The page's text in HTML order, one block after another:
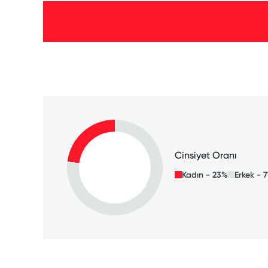
Cinsiyet Oranı
Kadın - 23% Erkek -